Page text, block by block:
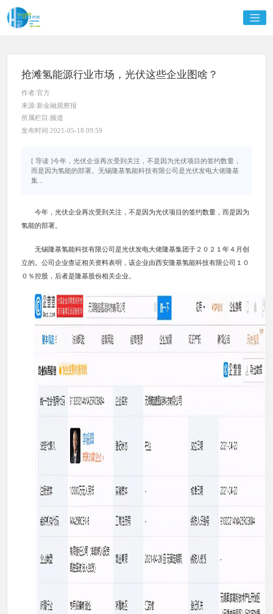
抢滩氢能源行业市场，光伏这些企业图啥？
作者:官方
来源:新金融观察报
所属栏目:频道
发布时间:2021-05-18 09:59
[ 导读 ]今年，光伏企业再次受到关注，不是因为光伏项目的签约数量，
而是因为氢能的部署。无锡隆基氢能科技有限公司是光伏发电大佬隆基
集...
今年，光伏企业再次受到关注，不是因为光伏项目的签约数量，而是因为
氢能的部署。
无锡隆基氢能科技有限公司是光伏发电大佬隆基集团于２０２１年４月创
立的。公司企业查证相关资料表明，该企业由西安隆基氢能科技有限公司１０
０％控股，后者是隆基股份相关企业。